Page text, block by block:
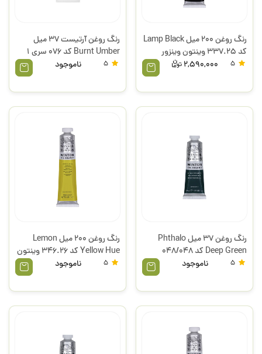
رنگ روغن 200 میل Lamp Black
کد 337.25 وینتون وینزور
2,590,000
رنگ روغن آرتیست 37 میل
Burnt Umber کد 076 سری 1
وینزور
ناموجود
رنگ روغن 37 میل Phthalo
Deep Green کد 048/048
وینتون وینزورناموجود
رنگ روغن 200 میل Lemon
Yellow Hue کد 346.26 وینتون
وینزور
ناموجود